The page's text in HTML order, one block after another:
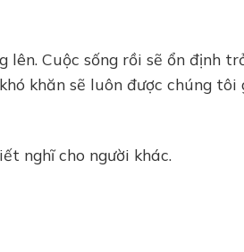
Cuộc sống rồi sẽ ổn định
khăn sẽ luôn được chúng
nghĩ cho người khác.